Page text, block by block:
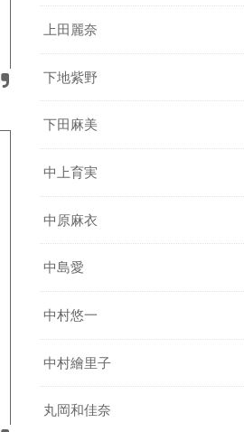
上田麗奈
下地紫野
下田麻美
中上育実
中原麻衣
中島愛
中村悠一
中村繪里子
丸岡和佳奈